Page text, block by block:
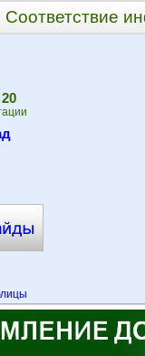
Соответствие
20